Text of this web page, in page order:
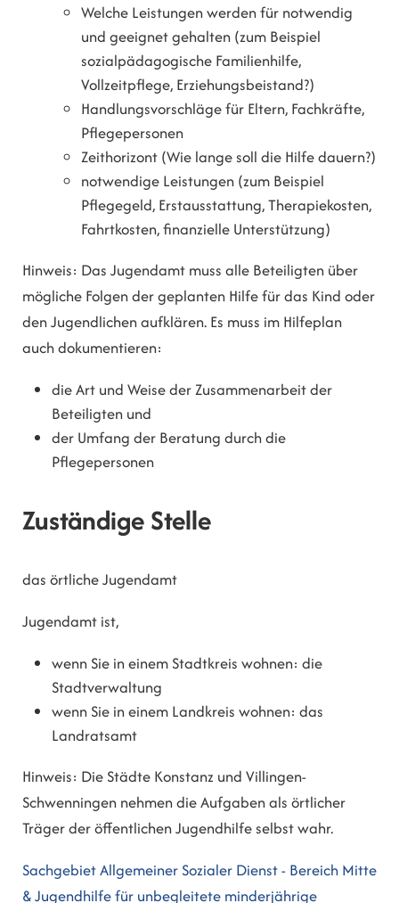
Welche Leistungen werden für notwendig
und geeignet gehalten (zum Beispiel
sozialpädagogische Familienhilfe,
Vollzeitpflege, Erziehungsbeistand?)
Handlungsvorschläge für Eltern, Fachkräfte,
Pflegepersonen
Zeithorizont (Wie lange soll die Hilfe dauern?)
notwendige Leistungen (zum Beispiel
Pflegegeld, Erstausstattung, Therapiekosten,
Fahrtkosten, finanzielle Unterstützung)
Hinweis: Das Jugendamt muss alle Beteiligten über
mögliche Folgen der geplanten Hilfe für das Kind oder
den Jugendlichen aufklären. Es muss im Hilfeplan
auch dokumentieren:
die Art und Weise der Zusammenarbeit der
Beteiligten und
der Umfang der Beratung durch die
Pflegepersonen
Zuständige Stelle
das örtliche Jugendamt
Jugendamt ist,
wenn Sie in einem Stadtkreis wohnen: die
Stadtverwaltung
wenn Sie in einem Landkreis wohnen: das
Landratsamt
Hinweis: Die Städte Konstanz und Villingen-
Schwenningen nehmen die Aufgaben als örtlicher
Träger der öffentlichen Jugendhilfe selbst wahr.
Sachgebiet Allgemeiner Sozialer Dienst - Bereich Mitte
& Jugendhilfe für unbegleitete minderjährige